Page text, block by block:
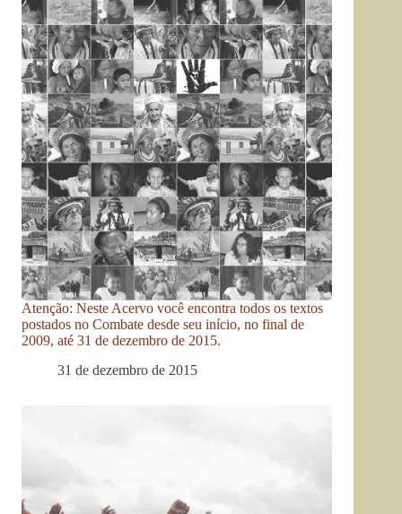
Atenção: Neste Acervo você encontra todos os textos
postados no Combate desde seu início, no final de
2009, até 31 de dezembro de 2015.
31 de dezembro de 2015